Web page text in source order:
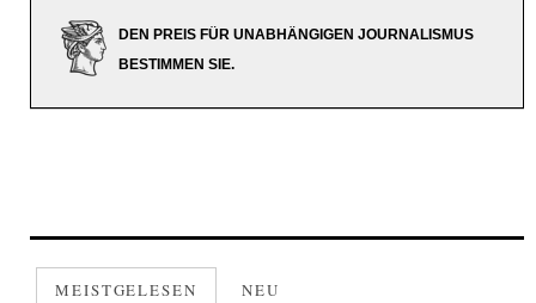
DEN PREIS FÜR UNABHÄNGIGEN JOURNALISMUS
BESTIMMEN SIE.
MEISTGELESEN NEU